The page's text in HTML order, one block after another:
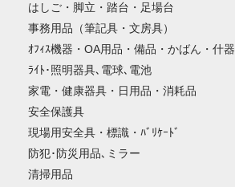
はしご・脚立・踏台・足場台
事務用品（筆記具・文房具）
ｵﾌｨｽ機器・OA用品・備品・かばん・什器
ﾗｲﾄ･照明器具､電球､電池
家電・健康器具・日用品・消耗品
安全保護具
現場用安全具・標識・ﾊﾞﾘｹｰﾄﾞ
防犯･防災用品､ミラー
清掃用品